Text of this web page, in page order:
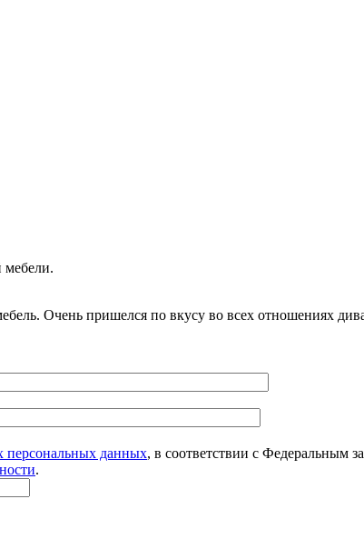
мебели.
Очень пришелся по вкусу во всех отношениях
персональных данных, в соответствии с Федеральным
.